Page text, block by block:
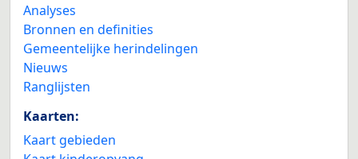
Analyses
Bronnen en definities
Gemeentelijke herindelingen
Nieuws
Ranglijsten
Kaarten:
Kaart gebieden